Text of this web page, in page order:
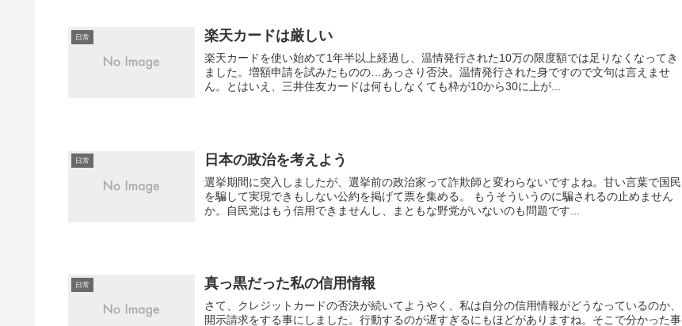
日常 楽天カードは厳しい
楽天カードを使い始めて1年半以上経過し、温情発行された10万の限度額では足りなくなってき
ました。増額申請を試みたものの…あっさり否決。温情発行された身ですので文句は言えませ
ん。とはいえ、三井住友カードは何もしなくても枠が10から30に上が...
日常 日本の政治を考えよう
選挙期間に突入しましたが、選挙前の政治家って詐欺師と変わらないですよね。甘い言葉で国民
を騙して実現できもしない公約を掲げて票を集める。 もうそういうのに騙されるの止めません
か。自民党はもう信用できませんし、まともな野党がいないのも問題です...
日常 真っ黒だった私の信用情報
さて、クレジットカードの否決が続いてようやく、私は自分の信用情報がどうなっているのか、
開示請求をする事にしました。行動するのが遅すぎるにもほどがありますね。そこで分かった事